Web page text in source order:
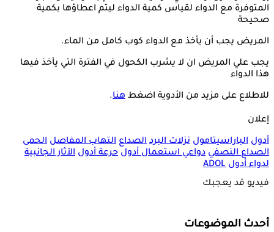
المتوفرة مع الدواء لقياس كمية الدواء ليتم اعطاؤها بكمية
صحيحة
المريض يجب أن يأخذ مع الدواء كوب كامل من الماء.
يجب علي المريض ان لا يشرب الكحول في الفترة التي يأخذ فيها
هذا الدواء
للاطلاع على مزيد من الأدوية اضغط هنا.
إعلان
أدول الباراسيتامول نزلات البرد الصداع التهاب المفاصل الحمى
الصداع النصفي دواعي استعمال أدول حرعة أدول الآثار الجانبية
لدواء أدول ADOL
فيديو قد يعجبك
أحدث الموضوعات